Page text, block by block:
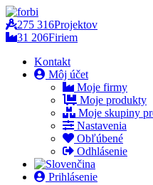
275 316Projektov
31 206Firiem
Kontakt
Môj účet
Moje firmy
Moje produkty
Moje skupiny
Nastavenia
Obľúbené
Odhlásenie
Prihlásenie